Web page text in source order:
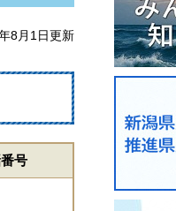
8月1日更新
号